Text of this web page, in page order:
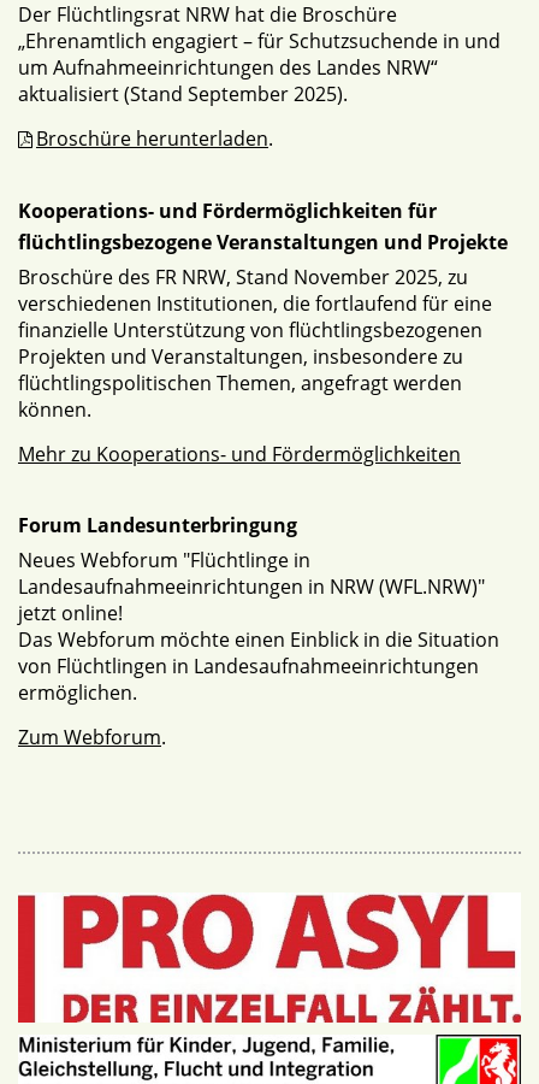
Der Flüchtlingsrat NRW hat die Broschüre
„Ehrenamtlich engagiert – für Schutzsuchende in und
um Aufnahmeeinrichtungen des Landes NRW“
aktualisiert (Stand September 2025).
Broschüre herunterladen.
Kooperations- und Fördermöglichkeiten für
flüchtlingsbezogene Veranstaltungen und Projekte
Broschüre des FR NRW, Stand November 2025, zu
verschiedenen Institutionen, die fortlaufend für eine
finanzielle Unterstützung von flüchtlingsbezogenen
Projekten und Veranstaltungen, insbesondere zu
flüchtlingspolitischen Themen, angefragt werden
können.
Mehr zu Kooperations- und Fördermöglichkeiten
Forum Landesunterbringung
Neues Webforum "Flüchtlinge in
Landesaufnahmeeinrichtungen in NRW (WFL.NRW)"
jetzt online!
Das Webforum möchte einen Einblick in die Situation
von Flüchtlingen in Landesaufnahmeeinrichtungen
ermöglichen.
Zum Webforum.